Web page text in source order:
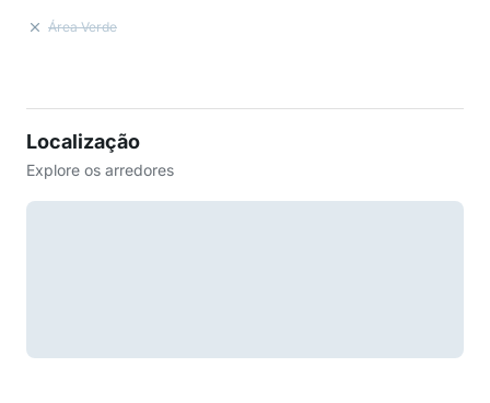
Área Verde
Localização
Explore os arredores